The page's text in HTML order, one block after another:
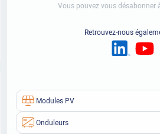
Modules PV
Onduleurs
Vous pouvez vous désabonner
Retrouvez-nous